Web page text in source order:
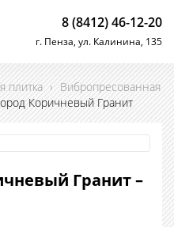
8 (8412) 46-12-20
г. Пенза, ул. Калинина, 135
плитка › Вибропресованная
Коричневый Гранит
Гранит –